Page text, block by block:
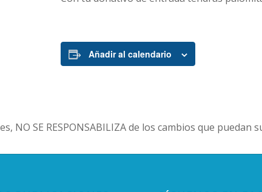
Añadir al calendario
NO SE RESPONSABILIZA de los cambios que